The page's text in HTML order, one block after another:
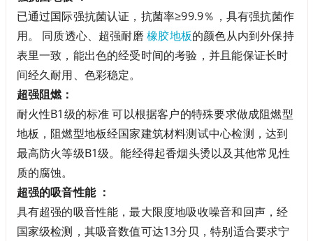
已通过国际强抗菌认证，抗菌率≥99.9％，具有强抗菌作
用。 同质透心、超强耐磨橡胶地板的颜色从内到外保持
表里一致，能出色的经受时间的考验，并且能保证长时
间经久耐用、色彩稳定。
超强阻燃：
耐火性B1级的标准 可以根据客户的特殊要求做成阻燃型
地板，阻燃型地板经国家建筑材料测试中心检测，达到
最高防火等级B1级。能经得起香烟头烫以及其他常见性
质的腐蚀。
超强的吸音性能 ：
具有超强的吸音性能，最大限度地吸收噪音和回声，经
国家级检测，其吸音数值可达13分贝，特别适合要求宁